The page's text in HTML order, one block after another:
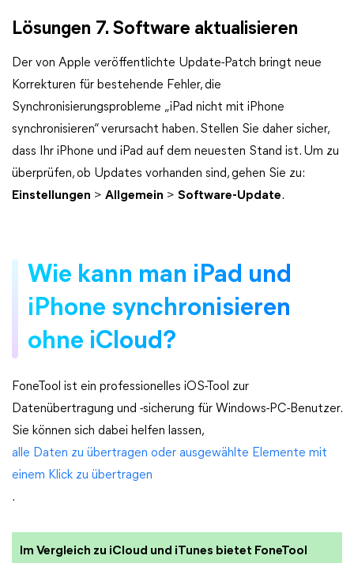
Lösungen 7. Software aktualisieren
Der von Apple veröffentlichte Update-Patch bringt neue
Korrekturen für bestehende Fehler, die
Synchronisierungsprobleme „iPad nicht mit iPhone
synchronisieren“ verursacht haben. Stellen Sie daher sicher,
dass Ihr iPhone und iPad auf dem neuesten Stand ist. Um zu
überprüfen, ob Updates vorhanden sind, gehen Sie zu:
Einstellungen > Allgemein > Software-Update.
Wie kann man iPad und
iPhone synchronisieren
ohne iCloud?
FoneTool ist ein professionelles iOS-Tool zur
Datenübertragung und -sicherung für Windows-PC-Benutzer.
Sie können sich dabei helfen lassen,
alle Daten zu übertragen oder ausgewählte Elemente mit
einem Klick zu übertragen
.
Im Vergleich zu iCloud und iTunes bietet FoneTool